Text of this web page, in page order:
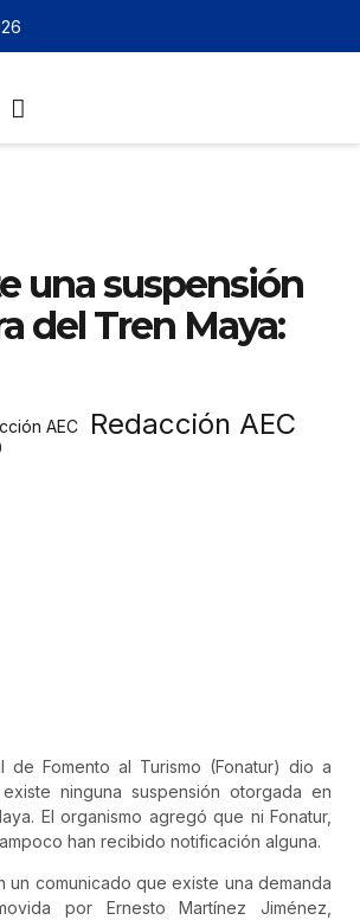
una suspensión
del Tren Maya:
Redacción AEC
de Fomento al Turismo (Fonatur) dio a
ninguna suspensión otorgada en
El organismo agregó que ni Fonatur,
han recibido notificación alguna.
un comunicado que existe una demanda
por Ernesto Martínez Jiménez,